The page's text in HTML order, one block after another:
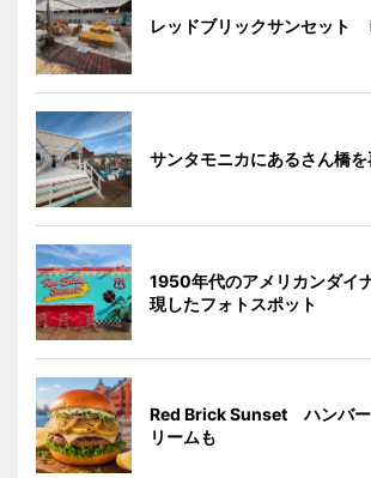
レッドブリックサンセット
サンタモニカにあるさん橋
1950年代のアメリカンダイ
現したフォトスポット
Red Brick Sunset ハンバー
リームも